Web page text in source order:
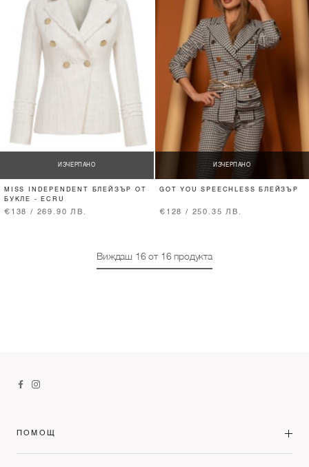
ИЗЧЕРПАНО
MISS INDEPENDENT БЛЕЙЗЪР ОТ
БУКЛЕ - ECRU
€138 / 269.90 ЛВ.
ИЗЧЕРПАНО
GOT YOU SPEECHLESS БЛЕЙЗЪР
€128 / 250.35 ЛВ.
Виждаш 16 от 16 продукта
ПОМОЩ